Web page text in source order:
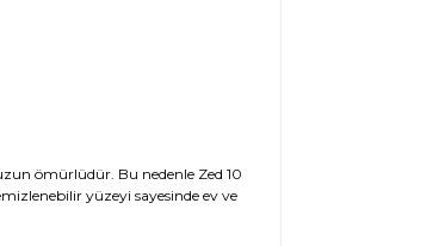
ömürlüdür. Bu nedenle Zed 10
yüzeyi sayesinde ev ve